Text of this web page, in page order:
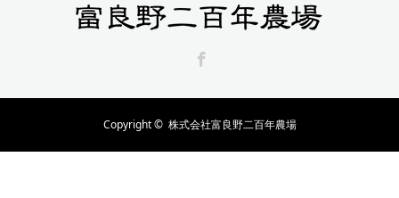
Copyright © 株式会社富良野二百年農場